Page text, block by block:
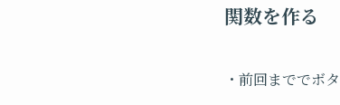
関数を作る
・前回まででボ